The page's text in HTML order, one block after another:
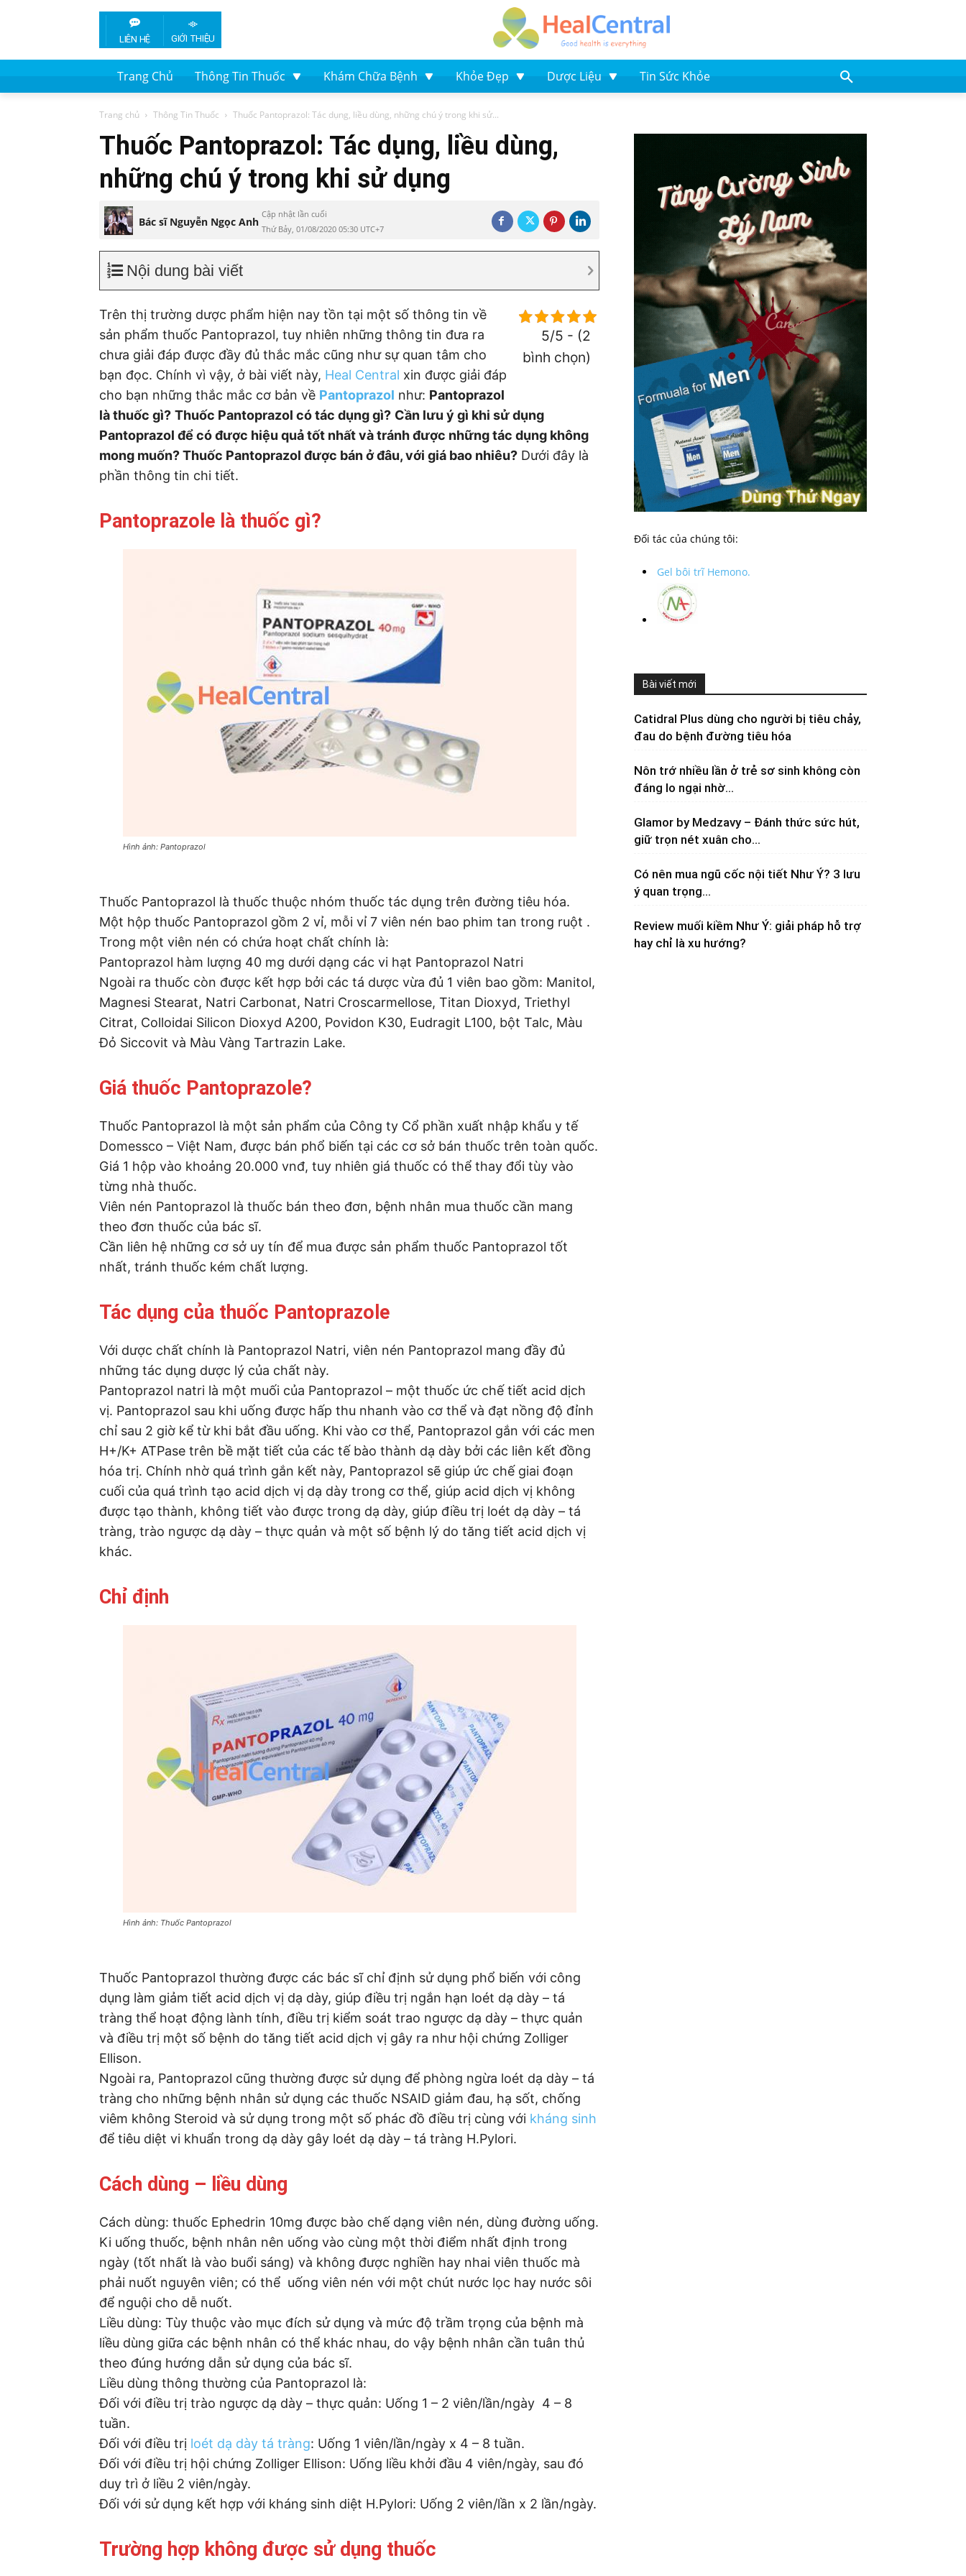
LIÊN HỆ GIỚI THIỆU
Trang Chủ Thông Tin Thuốc Khám Chữa Bệnh Khỏe Đẹp Dược Liệu Tin Sức Khỏe
Trang chủ Thông Tin Thuốc Thuốc Pantoprazol: Tác dụng, liều dùng, những chú ý trong khi sử...
Thuốc Pantoprazol: Tác dụng, liều dùng,
những chú ý trong khi sử dụng
Bác sĩ Nguyễn Ngọc Anh
Cập nhật lần cuối
Thứ Bảy, 01/08/2020 05:30 UTC+7
Nội dung bài viết
5/5 - (2
bình chọn)
Trên thị trường dược phẩm hiện nay tồn tại một số thông tin về
sản phẩm thuốc Pantoprazol, tuy nhiên những thông tin đưa ra
chưa giải đáp được đầy đủ thắc mắc cũng như sự quan tâm cho
bạn đọc. Chính vì vậy, ở bài viết này, Heal Central xin được giải đáp
cho bạn những thắc mắc cơ bản về Pantoprazol như: Pantoprazol
là thuốc gì? Thuốc Pantoprazol có tác dụng gì? Cần lưu ý gì khi sử dụng
Pantoprazol để có được hiệu quả tốt nhất và tránh được những tác dụng không
mong muốn? Thuốc Pantoprazol được bán ở đâu, với giá bao nhiêu? Dưới đây là
phần thông tin chi tiết.
Pantoprazole là thuốc gì?
Hình ảnh: Pantoprazol
Thuốc Pantoprazol là thuốc thuộc nhóm thuốc tác dụng trên đường tiêu hóa.
Một hộp thuốc Pantoprazol gồm 2 vỉ, mỗi vỉ 7 viên nén bao phim tan trong ruột .
Trong một viên nén có chứa hoạt chất chính là:
Pantoprazol hàm lượng 40 mg dưới dạng các vi hạt Pantoprazol Natri
Ngoài ra thuốc còn được kết hợp bởi các tá dược vừa đủ 1 viên bao gồm: Manitol,
Magnesi Stearat, Natri Carbonat, Natri Croscarmellose, Titan Dioxyd, Triethyl
Citrat, Colloidai Silicon Dioxyd A200, Povidon K30, Eudragit L100, bột Talc, Màu
Đỏ Siccovit và Màu Vàng Tartrazin Lake.
Giá thuốc Pantoprazole?
Thuốc Pantoprazol là một sản phẩm của Công ty Cổ phần xuất nhập khẩu y tế
Domessco – Việt Nam, được bán phổ biến tại các cơ sở bán thuốc trên toàn quốc.
Giá 1 hộp vào khoảng 20.000 vnđ, tuy nhiên giá thuốc có thể thay đổi tùy vào
từng nhà thuốc.
Viên nén Pantoprazol là thuốc bán theo đơn, bệnh nhân mua thuốc cần mang
theo đơn thuốc của bác sĩ.
Cần liên hệ những cơ sở uy tín để mua được sản phẩm thuốc Pantoprazol tốt
nhất, tránh thuốc kém chất lượng.
Tác dụng của thuốc Pantoprazole
Với dược chất chính là Pantoprazol Natri, viên nén Pantoprazol mang đầy đủ
những tác dụng dược lý của chất này.
Pantoprazol natri là một muối của Pantoprazol – một thuốc ức chế tiết acid dịch
vị. Pantoprazol sau khi uống được hấp thu nhanh vào cơ thể và đạt nồng độ đỉnh
chỉ sau 2 giờ kể từ khi bắt đầu uống. Khi vào cơ thể, Pantoprazol gắn với các men
H+/K+ ATPase trên bề mặt tiết của các tế bào thành dạ dày bởi các liên kết đồng
hóa trị. Chính nhờ quá trình gắn kết này, Pantoprazol sẽ giúp ức chế giai đoạn
cuối của quá trình tạo acid dịch vị dạ dày trong cơ thể, giúp acid dịch vị không
được tạo thành, không tiết vào được trong dạ dày, giúp điều trị loét dạ dày – tá
tràng, trào ngược dạ dày – thực quản và một số bệnh lý do tăng tiết acid dịch vị
khác.
Chỉ định
Hình ảnh: Thuốc Pantoprazol
Thuốc Pantoprazol thường được các bác sĩ chỉ định sử dụng phổ biến với công
dụng làm giảm tiết acid dịch vị dạ dày, giúp điều trị ngắn hạn loét dạ dày – tá
tràng thể hoạt động lành tính, điều trị kiểm soát trao ngược dạ dày – thực quản
và điều trị một số bệnh do tăng tiết acid dịch vị gây ra như hội chứng Zolliger
Ellison.
Ngoài ra, Pantoprazol cũng thường được sử dụng để phòng ngừa loét dạ dày – tá
tràng cho những bệnh nhân sử dụng các thuốc NSAID giảm đau, hạ sốt, chống
viêm không Steroid và sử dụng trong một số phác đồ điều trị cùng với kháng sinh
để tiêu diệt vi khuẩn trong dạ dày gây loét dạ dày – tá tràng H.Pylori.
Cách dùng – liều dùng
Cách dùng: thuốc Ephedrin 10mg được bào chế dạng viên nén, dùng đường uống.
Ki uống thuốc, bệnh nhân nên uống vào cùng một thời điểm nhất định trong
ngày (tốt nhất là vào buổi sáng) và không được nghiền hay nhai viên thuốc mà
phải nuốt nguyên viên; có thể uống viên nén với một chút nước lọc hay nước sôi
để nguội cho dễ nuốt.
Liều dùng: Tùy thuộc vào mục đích sử dụng và mức độ trầm trọng của bệnh mà
liều dùng giữa các bệnh nhân có thể khác nhau, do vậy bệnh nhân cần tuân thủ
theo đúng hướng dẫn sử dụng của bác sĩ.
Liều dùng thông thường của Pantoprazol là:
Đối với điều trị trào ngược dạ dày – thực quản: Uống 1 – 2 viên/lần/ngày 4 – 8
tuần.
Đối với điều trị loét dạ dày tá tràng: Uống 1 viên/lần/ngày x 4 – 8 tuần.
Đối với điều trị hội chứng Zolliger Ellison: Uống liều khởi đầu 4 viên/ngày, sau đó
duy trì ở liều 2 viên/ngày.
Đối với sử dụng kết hợp với kháng sinh diệt H.Pylori: Uống 2 viên/lần x 2 lần/ngày.
Trường hợp không được sử dụng thuốc
Đối tác của chúng tôi:
Gel bôi trĩ Hemono.
Bài viết mới
Catidral Plus dùng cho người bị tiêu chảy,
đau do bệnh đường tiêu hóa
Nôn trớ nhiều lần ở trẻ sơ sinh không còn
đáng lo ngại nhờ...
Glamor by Medzavy – Đánh thức sức hút,
giữ trọn nét xuân cho...
Có nên mua ngũ cốc nội tiết Như Ý? 3 lưu
ý quan trọng...
Review muối kiềm Như Ý: giải pháp hỗ trợ
hay chỉ là xu hướng?